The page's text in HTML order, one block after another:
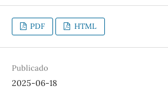
PDF HTML
Publicado
2025-06-18